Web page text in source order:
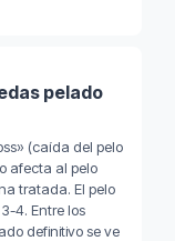
pelado
(caída del pelo
afecta al pelo
tratada. El pelo
4. Entre los
definitivo se ve